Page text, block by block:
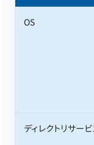
OS
ディレクトリサー